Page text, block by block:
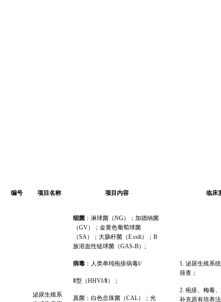
编号 项目名称 项目内容 临床
泌尿生殖系
细菌 ：淋球菌（NG）；加德纳菌
（GV）；金黄色葡萄球菌
（SA）；大肠杆菌（E.coli）；B
族溶血性链球菌（GAS-B）;
病毒 ：人类单纯疱疹病毒Ⅰ/
Ⅱ型（HHVⅠ/Ⅱ）；
真菌：白色念珠菌（CAL）；光
1. 泌尿生殖系
筛查；
2. 疱疹、梅毒
补充原有培养